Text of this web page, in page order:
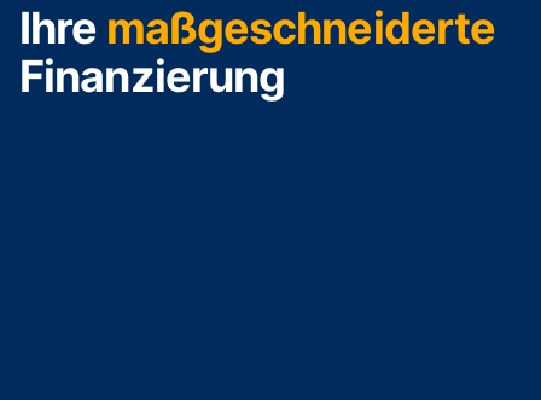
Ihre maßgeschneiderte
Finanzierung